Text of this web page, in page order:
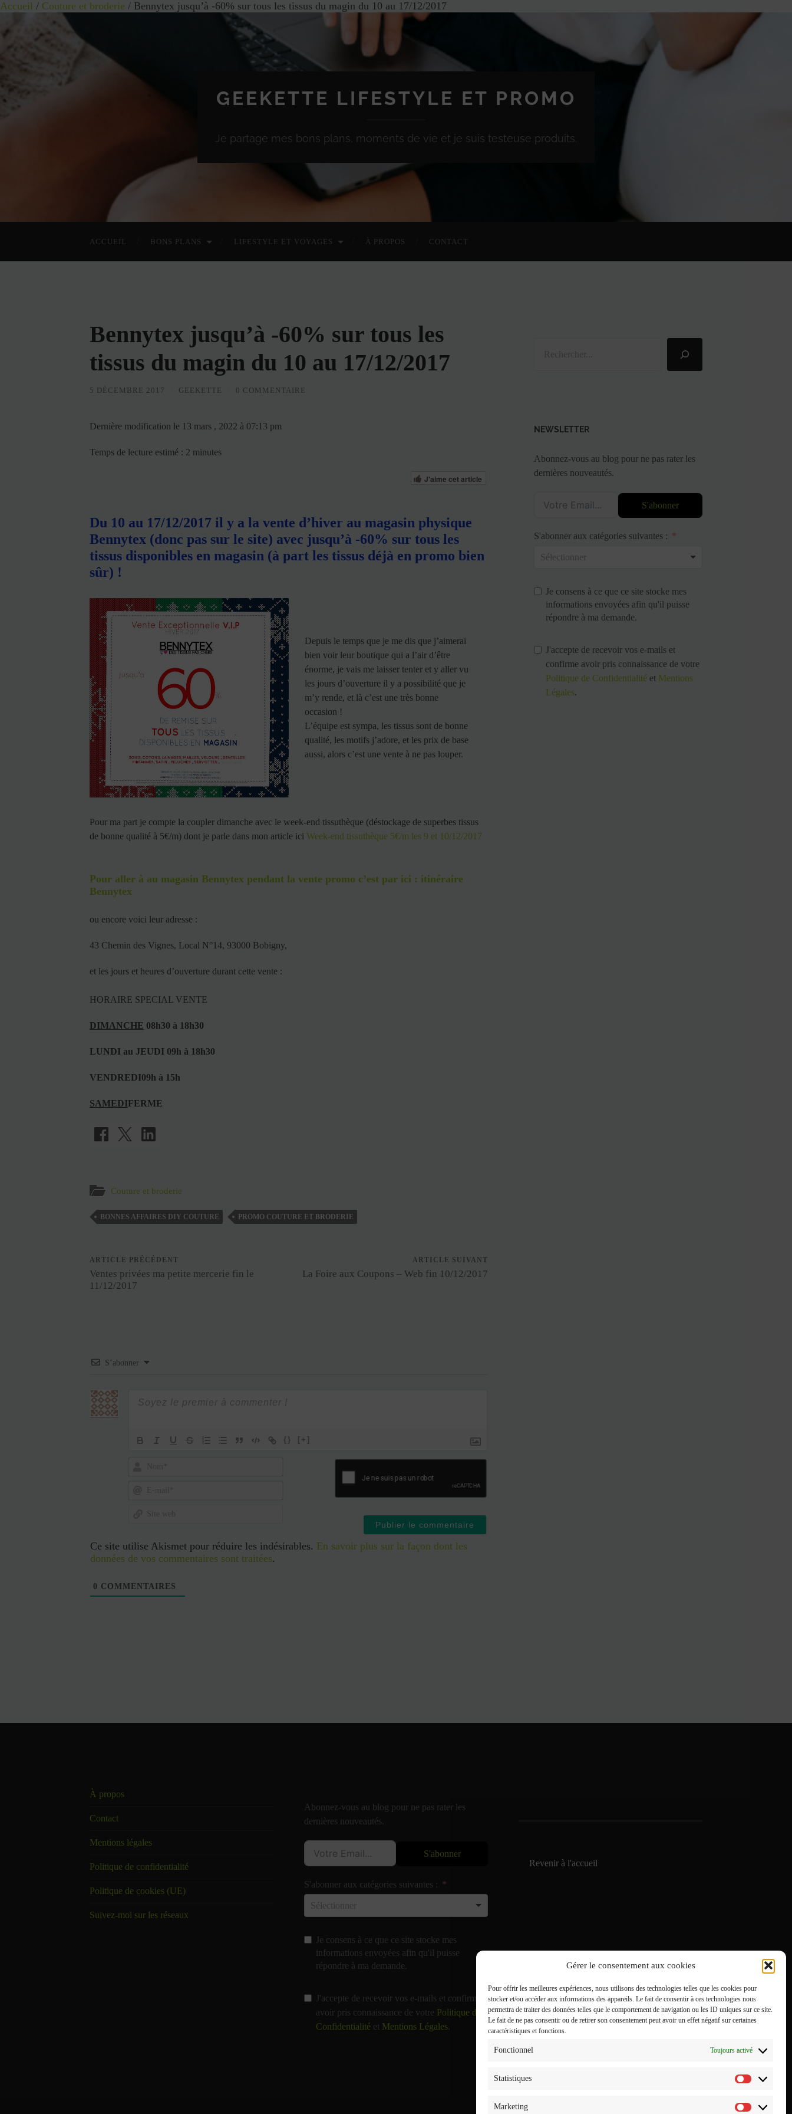
Gérer le consentement aux cookies
Pour offrir les meilleures expériences, nous utilisons des technologies telles que les cookies pour
stocker et/ou accéder aux informations des appareils. Le fait de consentir à ces technologies nous
permettra de traiter des données telles que le comportement de navigation ou les ID uniques sur ce site.
Le fait de ne pas consentir ou de retirer son consentement peut avoir un effet négatif sur certaines
caractéristiques et fonctions.
Fonctionnel Toujours activé
Statistiques
Marketing
Accueil / Couture et broderie / Bennytex jusqu’à -60% sur tous les tissus du magin du 10 au 17/12/2017
GEEKETTE LIFESTYLE ET PROMO
Je partage mes bons plans, moments de vie et je suis testeuse produits.
ACCUEIL BONS PLANS LIFESTYLE ET VOYAGES À PROPOS CONTACT
Bennytex jusqu’à -60% sur tous les
tissus du magin du 10 au 17/12/2017
5 DÉCEMBRE 2017 GEEKETTE 0 COMMENTAIRE
Dernière modification le 13 mars , 2022 à 07:13 pm
Temps de lecture estimé : 2 minutes
J'aime cet article
Du 10 au 17/12/2017 il y a la vente d’hiver au magasin physique
Bennytex (donc pas sur le site) avec jusqu’à -60% sur tous les
tissus disponibles en magasin (à part les tissus déjà en promo bien
sûr) !
Depuis le temps que je me dis que j’aimerai
bien voir leur boutique qui a l’air d’être
énorme, je vais me laisser tenter et y aller vu
les jours d’ouverture il y a possibilité que je
m’y rende, et là c’est une très bonne
occasion !
L’équipe est sympa, les tissus sont de bonne
qualité, les motifs j’adore, et les prix de base
aussi, alors c’est une vente à ne pas louper.
Pour ma part je compte la coupler dimanche avec le week-end tissuthèque (déstockage de superbes tissus
de bonne qualité à 5€/m) dont je parle dans mon article ici Week-end tissuthèque 5€/m les 9 et 10/12/2017
Pour aller à au magasin Bennytex pendant la vente promo c’est par ici : itinéraire
Bennytex
ou encore voici leur adresse :
43 Chemin des Vignes, Local N°14, 93000 Bobigny,
et les jours et heures d’ouverture durant cette vente :
HORAIRE SPECIAL VENTE
DIMANCHE 08h30 à 18h30
LUNDI au JEUDI 09h à 18h30
VENDREDI09h à 15h
SAMEDIFERME
Couture et broderie
BONNES AFFAIRES DIY COUTURE PROMO COUTURE ET BRODERIE
ARTICLE PRÉCÉDENT
Ventes privées ma petite mercerie fin le
11/12/2017
ARTICLE SUIVANT
La Foire aux Coupons – Web fin 10/12/2017
S’abonner
{} [+]
web
Ce site utilise Akismet pour réduire les indésirables. En savoir plus sur la façon dont les
données de vos commentaires sont traitées.
0 COMMENTAIRES
NEWSLETTER
Abonnez-vous au blog pour ne pas rater les
dernières nouveautés.
S'abonner
S'abonner aux catégories suivantes :
Je consens à ce que ce site stocke mes
informations envoyées afin qu'il puisse
répondre à ma demande.
J'accepte de recevoir vos e-mails et
confirme avoir pris connaissance de votre
Politique de Confidentialité et Mentions
Légales.
À propos
Contact
Mentions légales
Politique de confidentialité
Politique de cookies (UE)
Suivez-moi sur les réseaux
Abonnez-vous au blog pour ne pas rater les
dernières nouveautés.
S'abonner
S'abonner aux catégories suivantes :
Je consens à ce que ce site stocke mes
informations envoyées afin qu'il puisse
répondre à ma demande.
J'accepte de recevoir vos e-mails et confirme
avoir pris connaissance de votre Politique de
Confidentialité et Mentions Légales
Revenir à l'accueil